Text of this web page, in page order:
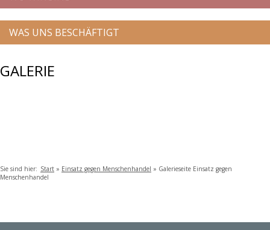
WAS UNS BESCHÄFTIGT
GALERIE
Sie sind hier: Start » Einsatz gegen Menschenhandel » Galerieseite Einsatz gegen
Menschenhandel